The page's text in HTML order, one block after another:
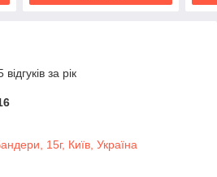
за рік
15г, Київ, Україна